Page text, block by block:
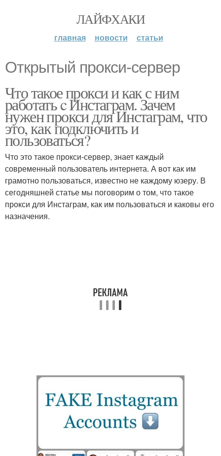
ЛАЙФХАКИ
главная новости статьи
Открытый прокси-сервер
Что такое прокси и как с ним
работать c Инстаграм. Зачем
нужен прокси для Инстаграм, что
это, как подключить и
пользоваться?
Что это такое прокси-сервер, знает каждый
современный пользователь интернета. А вот как им
грамотно пользоваться, известно не каждому юзеру. В
сегодняшней статье мы поговорим о том, что такое
прокси для Инстаграм, как им пользоваться и каковы его
назначения.